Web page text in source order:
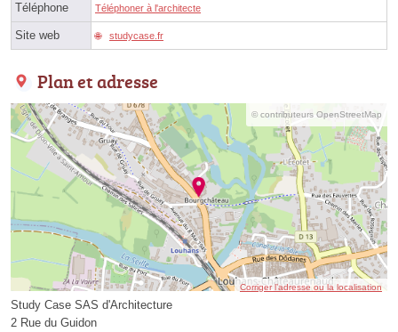
Téléphone Téléphoner à l'architecte
Site web studycase.fr
Plan et adresse
© contributeurs OpenStreetMap
Corriger l’adresse ou la localisation
Study Case SAS d'Architecture
2 Rue du Guidon